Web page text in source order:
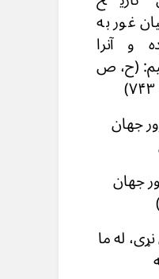
غور به
و آنرا
(ح، ص
جهان
جهان
له ما